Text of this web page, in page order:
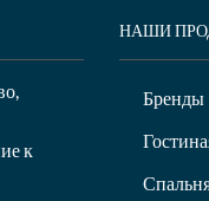
к
НАШИ
Бренды